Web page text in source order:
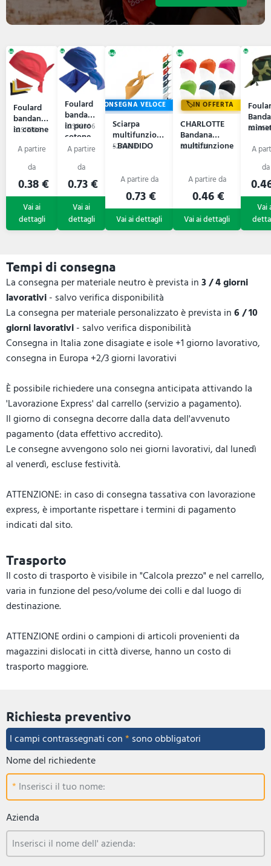
Foulard
bandana
in cotone
poliestere
52S17306
0.38 €
Foulard
bandana
in puro
cotone
52S09306
0.73 €
CONSEGNA VELOCE
Sciarpa
multifunzione
- BANDIDO
52A6876
0.73 €
IN OFFERTA
CHARLOTTE
Bandana
multifunzione
52L99021
0.46 €
Tempi di consegna
La consegna per materiale neutro è prevista in3 / 4 giorni
lavorativi- salvo verifica disponibilità
La consegna per materiale personalizzato è prevista in6 / 10
giorni lavorativi- salvo verifica disponibilità
Consegna in Italia zone disagiate e isole +1 giorno lavorativo,
consegna in Europa +2/3 giorni lavorativi
È possibile richiedere una consegna anticipata attivando la
'Lavorazione Express' dal carrello (servizio a pagamento).
Il giorno di consegna decorre dalla data dell'avvenuto
pagamento (data effettivo accredito).
Le consegne avvengono solo nei giorni lavorativi, dal lunedì
al venerdì, escluse festività.
ATTENZIONE: in caso di consegna tassativa con lavorazione
express, è importante rispettare i termini di pagamento
indicati dal sito.
Trasporto
Il costo di trasporto è visibile in "Calcola prezzo" e nel carrello,
varia in funzione del peso/volume dei colli e dal luogo di
destinazione.
ATTENZIONE ordini o campioni di articoli provenienti da
magazzini dislocati in città diverse, hanno un costo di
trasporto maggiore.
Richiesta preventivo
I campi contrassegnati con* sono obbligatori
Nome del richiedente
Inserisci il tuo nome:
Azienda
Inserisci il nome dell' azienda: